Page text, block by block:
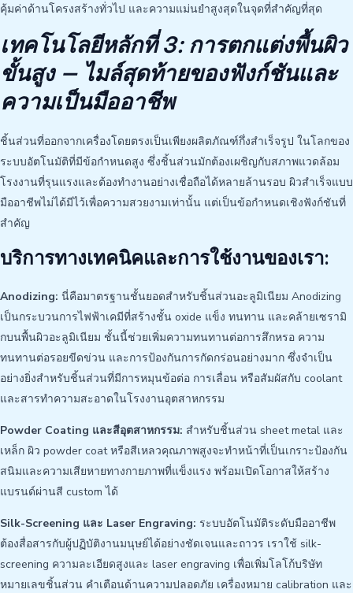
คุ้มค่าด้านโครงสร้างทั่วไป และความแม่นยำสูงสุดในจุดที่สำคัญที่สุด
เทคโนโลยีหลักที่ 3: การตกแต่งพื้นผิว
ขั้นสูง — ไมล์สุดท้ายของฟังก์ชันและ
ความเป็นมืออาชีพ
ชิ้นส่วนที่ออกจากเครื่องโดยตรงเป็นเพียงผลิตภัณฑ์กึ่งสำเร็จรูป ในโลกของ
ระบบอัตโนมัติที่มีข้อกำหนดสูง ซึ่งชิ้นส่วนมักต้องเผชิญกับสภาพแวดล้อม
โรงงานที่รุนแรงและต้องทำงานอย่างเชื่อถือได้หลายล้านรอบ ผิวสำเร็จแบบ
มืออาชีพไม่ได้มีไว้เพื่อความสวยงามเท่านั้น แต่เป็นข้อกำหนดเชิงฟังก์ชันที่
สำคัญ
บริการทางเทคนิคและการใช้งานของเรา:
Anodizing: นี่คือมาตรฐานชั้นยอดสำหรับชิ้นส่วนอะลูมิเนียม Anodizing
เป็นกระบวนการไฟฟ้าเคมีที่สร้างชั้น oxide แข็ง ทนทาน และคล้ายเซรามิ
กบนพื้นผิวอะลูมิเนียม ชั้นนี้ช่วยเพิ่มความทนทานต่อการสึกหรอ ความ
ทนทานต่อรอยขีดข่วน และการป้องกันการกัดกร่อนอย่างมาก ซึ่งจำเป็น
อย่างยิ่งสำหรับชิ้นส่วนที่มีการหมุนข้อต่อ การเลื่อน หรือสัมผัสกับ coolant
และสารทำความสะอาดในโรงงานอุตสาหกรรม
Powder Coating และสีอุตสาหกรรม: สำหรับชิ้นส่วน sheet metal และ
เหล็ก ผิว powder coat หรือสีเหลวคุณภาพสูงจะทำหน้าที่เป็นเกราะป้องกัน
สนิมและความเสียหายทางกายภาพที่แข็งแรง พร้อมเปิดโอกาสให้สร้าง
แบรนด์ผ่านสี custom ได้
Silk-Screening และ Laser Engraving: ระบบอัตโนมัติระดับมืออาชีพ
ต้องสื่อสารกับผู้ปฏิบัติงานมนุษย์ได้อย่างชัดเจนและถาวร เราใช้ silk-
screening ความละเอียดสูงและ laser engraving เพื่อเพิ่มโลโก้บริษัท
หมายเลขชิ้นส่วน คำเตือนด้านความปลอดภัย เครื่องหมาย calibration และ